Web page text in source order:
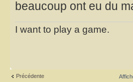
beaucoup ont eu du
I want to play a game.
Précédente